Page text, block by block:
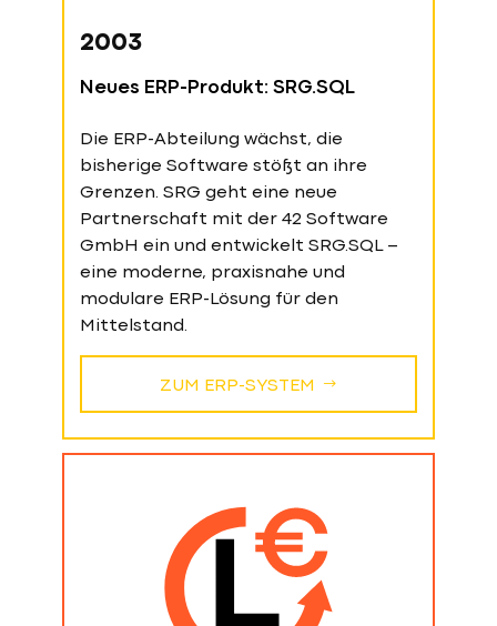
2003
Neues ERP-Produkt: SRG.SQL
Die ERP-Abteilung wächst, die
bisherige Software stößt an ihre
Grenzen. SRG geht eine neue
Partnerschaft mit der 42 Software
GmbH ein und entwickelt SRG.SQL –
eine moderne, praxisnahe und
modulare ERP-Lösung für den
Mittelstand.
ZUM ERP-SYSTEM